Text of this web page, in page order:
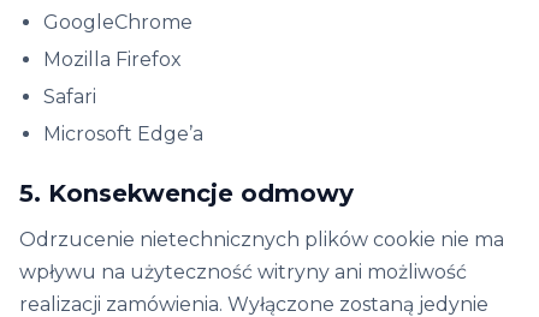
GoogleChrome
Mozilla Firefox
Safari
Microsoft Edge’a
5. Konsekwencje odmowy
Odrzucenie nietechnicznych plików cookie nie ma
wpływu na użyteczność witryny ani możliwość
realizacji zamówienia. Wyłączone zostaną jedynie